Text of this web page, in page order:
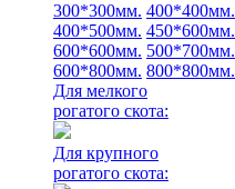
300*300мм. 400*400мм.
400*500мм. 450*600мм.
600*600мм. 500*700мм.
600*800мм. 800*800мм.
Для мелкого
рогатого скота:
Для крупного
рогатого скота: